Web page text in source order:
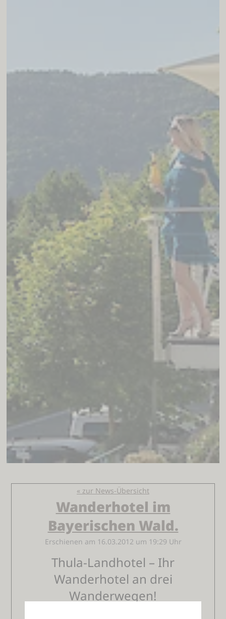
« zur News-Übersicht
Wanderhotel im
Bayerischen Wald.
Erschienen am 16.03.2012 um 19:29 Uhr
Thula-Landhotel – Ihr
Wanderhotel an drei
Wanderwegen!